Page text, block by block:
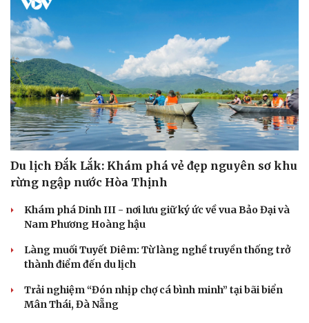
Sân khấu - Điện ảnh
Văn học
Âm nhạc
Di sản
Thời trang
Sao Việt
Du lịch Đắk Lắk: Khám phá vẻ đẹp nguyên sơ khu
rừng ngập nước Hòa Thịnh
Khám phá Dinh III - nơi lưu giữ ký ức về vua Bảo Đại và
Nam Phương Hoàng hậu
Làng muối Tuyết Diêm: Từ làng nghề truyền thống trở
thành điểm đến du lịch
Trải nghiệm “Đón nhịp chợ cá bình minh” tại bãi biển
Mân Thái, Đà Nẵng